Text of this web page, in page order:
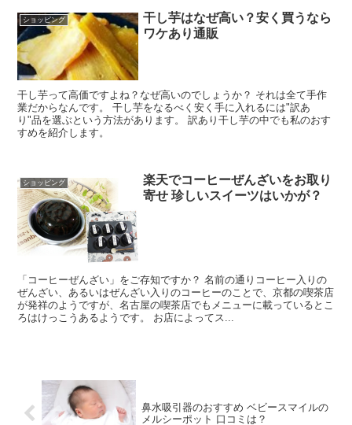
ショッピング
干し芋はなぜ高い？安く買うなら
ワケあり通販
干し芋って高価ですよね？なぜ高いのでしょうか？ それは全て手作
業だからなんです。 干し芋をなるべく安く手に入れるには"訳あ
り"品を選ぶという方法があります。 訳あり干し芋の中でも私のおす
すめを紹介します。
ショッピング
楽天でコーヒーぜんざいをお取り
寄せ 珍しいスイーツはいかが？
「コーヒーぜんざい」をご存知ですか？ 名前の通りコーヒー入りの
ぜんざい、あるいはぜんざい入りのコーヒーのことで、京都の喫茶店
が発祥のようですが、名古屋の喫茶店でもメニューに載っているとこ
ろはけっこうあるようです。 お店によってス...
鼻水吸引器のおすすめ ベビースマイルの
メルシーポット 口コミは？